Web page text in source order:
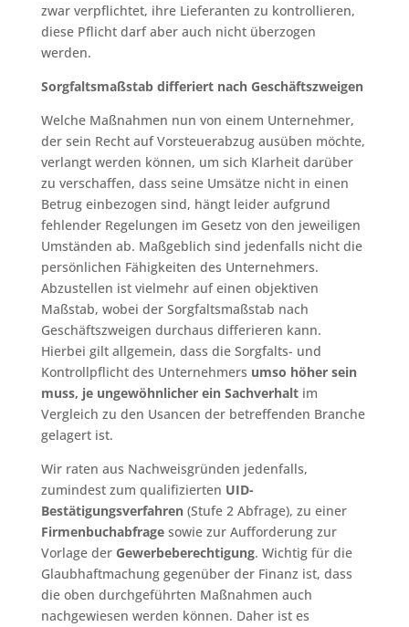
zwar verpflichtet, ihre Lieferanten zu kontrollieren,
diese Pflicht darf aber auch nicht überzogen
werden.
Sorgfaltsmaßstab differiert nach Geschäftszweigen
Welche Maßnahmen nun von einem Unternehmer,
der sein Recht auf Vorsteuerabzug ausüben möchte,
verlangt werden können, um sich Klarheit darüber
zu verschaffen, dass seine Umsätze nicht in einen
Betrug einbezogen sind, hängt leider aufgrund
fehlender Regelungen im Gesetz von den jeweiligen
Umständen ab. Maßgeblich sind jedenfalls nicht die
persönlichen Fähigkeiten des Unternehmers.
Abzustellen ist vielmehr auf einen objektiven
Maßstab, wobei der Sorgfaltsmaßstab nach
Geschäftszweigen durchaus differieren kann.
Hierbei gilt allgemein, dass die Sorgfalts- und
Kontrollpflicht des Unternehmers umso höher sein
muss, je ungewöhnlicher ein Sachverhaltim
Vergleich zu den Usancen der betreffenden Branche
gelagert ist.
Wir raten aus Nachweisgründen jedenfalls,
zumindest zum qualifizierten UID-
Bestätigungsverfahren (Stufe 2 Abfrage), zu einer
Firmenbuchabfrage sowie zur Aufforderung zur
Vorlage der Gewerbeberechtigung. Wichtig für die
Glaubhaftmachung gegenüber der Finanz ist, dass
die oben durchgeführten Maßnahmen auch
nachgewiesen werden können. Daher ist es